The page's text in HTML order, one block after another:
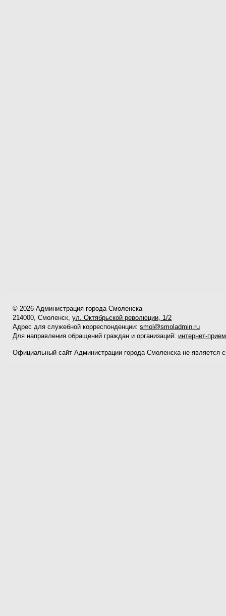
© 2026 Администрация города Смоленска
214000, Смоленск,ул. Октябрьской революции, 1/2
Адрес для служебной корреспонденции:smol@smoladmin.ru
Для направления обращений граждан и организаций: интернет-
Официальный сайт Администрации города Смоленска не является